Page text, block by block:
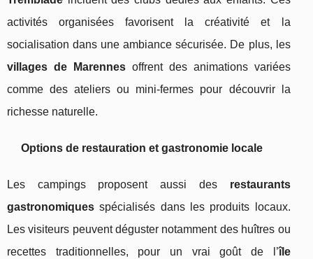
activités organisées favorisent la créativité et la
socialisation dans une ambiance sécurisée. De plus, les
villages de Marennesoffrent des animations variées
comme des ateliers ou mini-fermes pour découvrir la
richesse naturelle.
Options de restauration et gastronomie locale
Les campings proposent aussi des restaurants
gastronomiques spécialisés dans les produits locaux.
Les visiteurs peuvent déguster notamment des huîtres ou
recettes traditionnelles, pour un vrai goût de l’île